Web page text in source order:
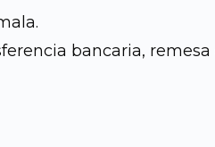
bancaria, remesa